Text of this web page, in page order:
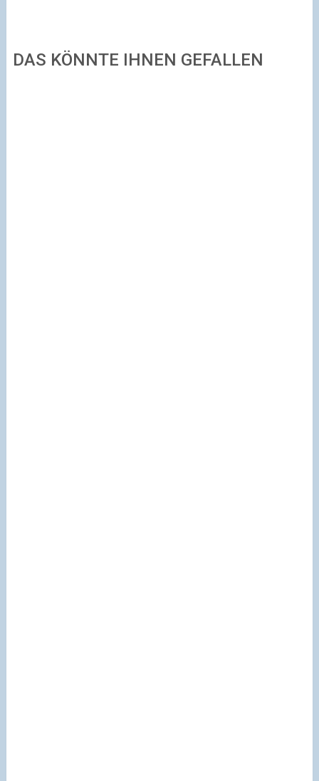
DAS KÖNNTE IHNEN GEFALLEN